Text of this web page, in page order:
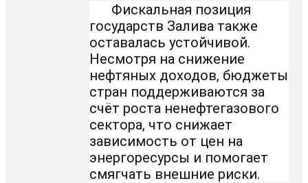
Фискальная позиция
государств Залива также
оставалась устойчивой.
Несмотря на снижение
нефтяных доходов, бюджеты
стран поддерживаются за
счёт роста ненефтегазового
сектора, что снижает
зависимость от цен на
энергоресурсы и помогает
смягчать внешние риски.